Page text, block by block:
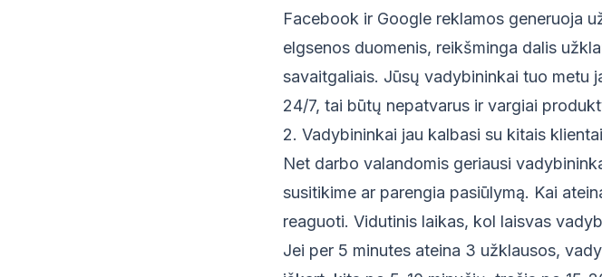
Facebook ir Google reklamos generuoja
elgsenos duomenis, reikšminga dalis
savaitgaliais. Jūsų vadybininkai tuo metu
24/7, tai būtų nepatvarus ir vargiai
2. Vadybininkai jau kalbasi su kitais
Net darbo valandomis geriausi
susitikime ar parengia pasiūlymą. Kai
reaguoti. Vidutinis laikas, kol laisvas
Jei per 5 minutes ateina 3 užklausos,